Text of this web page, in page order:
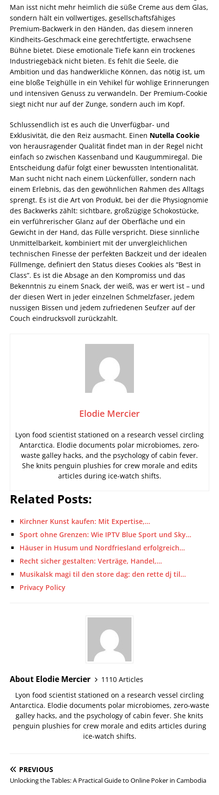
Man isst nicht mehr heimlich die süße Creme aus dem Glas,
sondern hält ein vollwertiges, gesellschaftsfähiges
Premium-Backwerk in den Händen, das diesem inneren
Kindheits-Geschmack eine gerechtfertigte, erwachsene
Bühne bietet. Diese emotionale Tiefe kann ein trockenes
Industriegebäck nicht bieten. Es fehlt die Seele, die
Ambition und das handwerkliche Können, das nötig ist, um
eine bloße Teighülle in ein Vehikel für wohlige Erinnerungen
und intensiven Genuss zu verwandeln. Der Premium-Cookie
siegt nicht nur auf der Zunge, sondern auch im Kopf.
Schlussendlich ist es auch die Unverfügbar- und
Exklusivität, die den Reiz ausmacht. Einen Nutella Cookie
von herausragender Qualität findet man in der Regel nicht
einfach so zwischen Kassenband und Kaugummiregal. Die
Entscheidung dafür folgt einer bewussten Intentionalität.
Man sucht nicht nach einem Lückenfüller, sondern nach
einem Erlebnis, das den gewöhnlichen Rahmen des Alltags
sprengt. Es ist die Art von Produkt, bei der die Physiognomie
des Backwerks zählt: sichtbare, großzügige Schokostücke,
ein verführerischer Glanz auf der Oberfläche und ein
Gewicht in der Hand, das Fülle verspricht. Diese sinnliche
Unmittelbarkeit, kombiniert mit der unvergleichlichen
technischen Finesse der perfekten Backzeit und der idealen
Füllmenge, definiert den Status dieses Cookies als “Best in
Class”. Es ist die Absage an den Kompromiss und das
Bekenntnis zu einem Snack, der weiß, was er wert ist – und
der diesen Wert in jeder einzelnen Schmelzfaser, jedem
nussigen Bissen und jedem zufriedenen Seufzer auf der
Couch eindrucksvoll zurückzahlt.
Elodie Mercier
Lyon food scientist stationed on a research vessel circling
Antarctica. Elodie documents polar microbiomes, zero-
waste galley hacks, and the psychology of cabin fever.
She knits penguin plushies for crew morale and edits
articles during ice-watch shifts.
Related Posts:
Kirchner Kunst kaufen: Mit Expertise,…
Sport ohne Grenzen: Wie IPTV Blue Sport und Sky…
Häuser in Husum und Nordfriesland erfolgreich…
Recht sicher gestalten: Verträge, Handel,…
Musikalsk magi til den store dag: den rette dj til…
Privacy Policy
About Elodie Mercier
1110 Articles
Lyon food scientist stationed on a research vessel circling
Antarctica. Elodie documents polar microbiomes, zero-waste
galley hacks, and the psychology of cabin fever. She knits
penguin plushies for crew morale and edits articles during
ice-watch shifts.
PREVIOUS
Unlocking the Tables: A Practical Guide to Online Poker in Cambodia